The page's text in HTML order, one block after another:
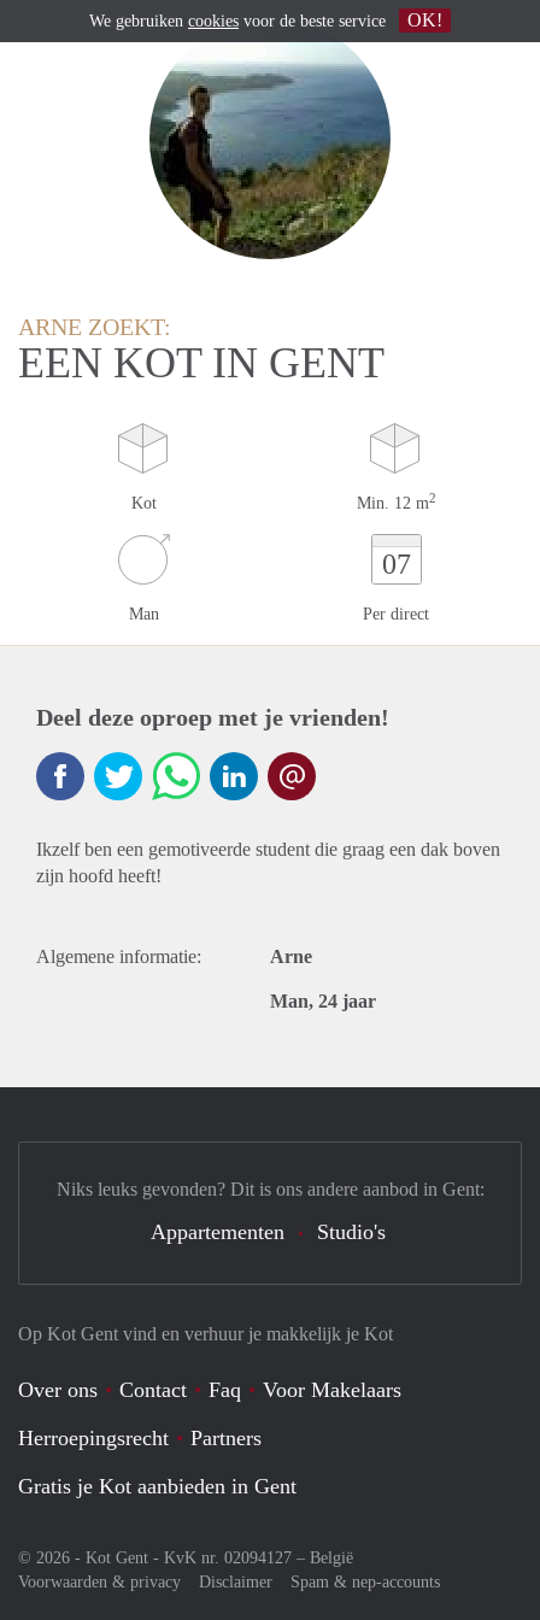
ARNE ZOEKT:
EEN KOT IN GENT
Kot Min. 12 m2
Man
07
Per direct
Deel deze oproep met je vrienden!
Ikzelf ben een gemotiveerde student die graag een dak boven
zijn hoofd heeft!
Algemene informatie: Arne
Man, 24 jaar
Op Kot Gent vind en verhuur je makkelijk je Kot
Over ons Contact Faq
Voor Makelaars
Herroepingsrecht
Partners
Gratis je Kot aanbieden in Gent
© 2026 - Kot Gent - KvK nr. 02094127 – België
Voorwaarden & privacy
Disclaimer Spam & nep-accounts
Niks leuks gevonden? Dit is ons andere aanbod in Gent:
Appartementen Studio's
We gebruiken cookies voor de beste service OK!